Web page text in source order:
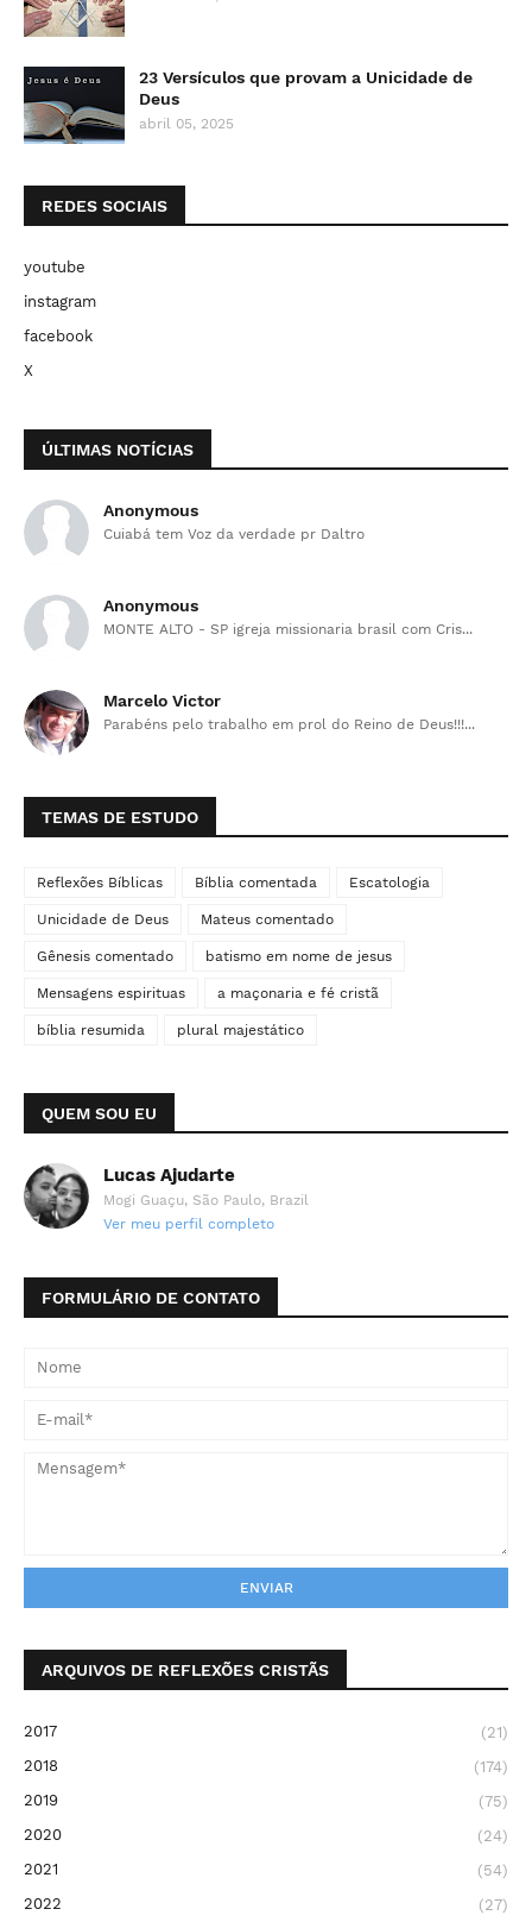
23 Versículos que provam a Unicidade de
Deus
abril 05, 2025
REDES SOCIAIS
youtube
instagram
facebook
X
ÚLTIMAS NOTÍCIAS
Anonymous
Cuiabá tem Voz da verdade pr Daltro
Anonymous
MONTE ALTO - SP igreja missionaria brasil com Cris...
Marcelo Victor
Parabéns pelo trabalho em prol do Reino de Deus!!!...
TEMAS DE ESTUDO
Reflexões Bíblicas Bíblia comentada Escatologia
Unicidade de Deus Mateus comentado
Gênesis comentado batismo em nome de jesus
Mensagens espirituas a maçonaria e fé cristã
bíblia resumida plural majestático
QUEM SOU EU
Lucas Ajudarte
Mogi Guaçu, São Paulo, Brazil
Ver meu perfil completo
FORMULÁRIO DE CONTATO
ARQUIVOS DE REFLEXÕES CRISTÃS
2017
(21)
2018
(174)
2019
(75)
2020
(24)
2021
(54)
2022
(27)